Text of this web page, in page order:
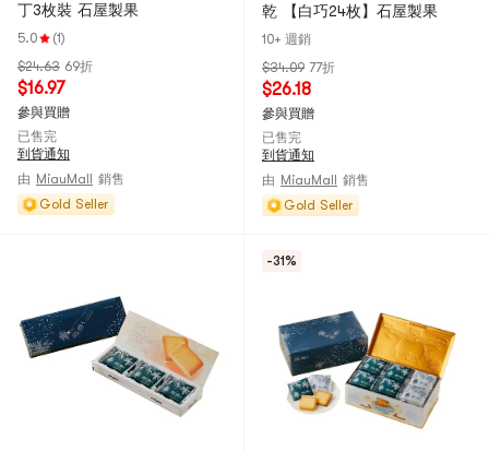
丁3枚裝 石屋製果
5.0
(1)
$24.63 69折
$16.97
參與買贈
已售完
到貨通知
由 MiauMall
銷售
Gold Seller
乾 【白巧24枚】石屋製果
10+ 週銷
$34.09 77折
$26.18
參與買贈
已售完
到貨通知
由 MiauMall
銷售
Gold Seller
-31%